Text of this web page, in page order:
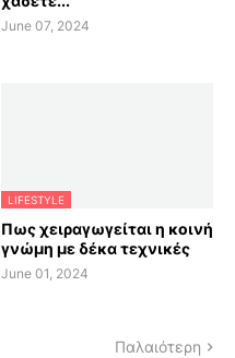
June 07, 2024
LIFESTYLE
Πως χειραγωγείται η κοινή
γνώμη με δέκα τεχνικές
June 01, 2024
Παλαιότερη